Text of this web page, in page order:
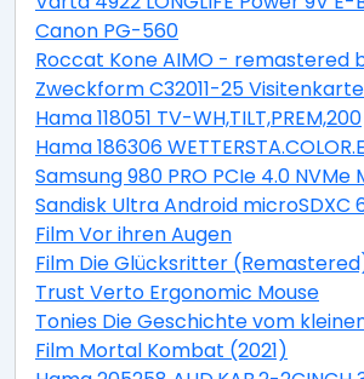
Canon PG-560
Roccat Kone AIMO - remastered
Zweckform C32011-25
Hama 118051 TV-WH,TILT,PREM,200
Hama 186306
Samsung 980 PRO PCIe 4.0 NVMe
Sandisk Ultra Android microSDXC
Film Vor ihren Augen
Film Die Glücksritter
Trust Verto Ergonomic Mouse
Tonies Die Geschichte vom
Film Mortal Kombat (2021)